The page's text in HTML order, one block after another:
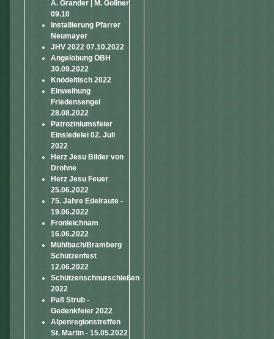
A. Grander | M. Gollner
09.10
Installierung Pfarrer
Neumayer
JHV 2022 07.10.2022
Angelobung ÖBH
30.09.2022
Knödeltisch 2022
Einweihung
Friedensengel
28.08.2022
Patroziniumsfeier
Einsiedelei 02. Juli
2022
Herz Jesu Bilder von
Drohne
Herz Jesu Feuer
25.06.2022
75. Jahre Edelraute -
19.06.2022
Fronleichnam
16.06.2022
Mühlbach/Bramberg
Schützenfest
12.06.2022
Schützenschnurschießen
2022
Paß Strub -
Gedenkfeier 2022
Alpenregionstreffen
St. Martin - 15.05.2022